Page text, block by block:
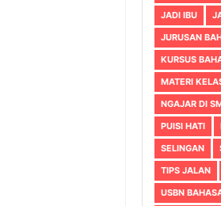
JADI IBU
JURUSAN
KURSUS
MATERI
NGAJAR DI
PUISI HATI
SELINGAN
TIPS JALAN
USBN